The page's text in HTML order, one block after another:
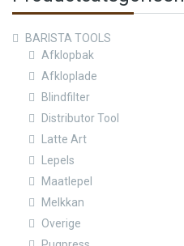
BARISTA TOOLS
Afklopbak
Afkloplade
Blindfilter
Distributor Tool
Latte Art
Lepels
Maatlepel
Melkkan
Overige